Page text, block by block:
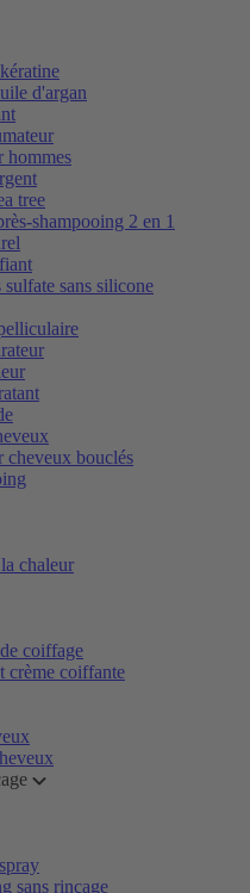
d'argan
hommes
tree
shampooing 2 en 1
sulfate sans silicone
cheveux bouclés
chaleur
coiffage
crème coiffante
sans rinçage